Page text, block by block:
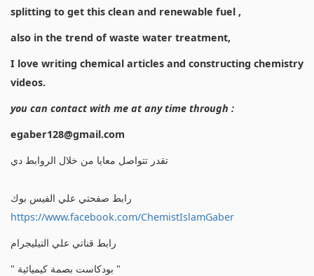
splitting to get this clean and renewable fuel ,
also in the trend of waste water treatment,
I love writing chemical articles and constructing chemistry
videos.
you can contact with me at any time through :
egaber128@gmail.com
تقدر تتواصل معايا من خلال الروابط دي
رابط صفحتي علي الفيس بوك
https://www.facebook.com/ChemistIslamGaber
رابط قناتي علي التيليجرام
" بودكاست بصمة كيميائية "